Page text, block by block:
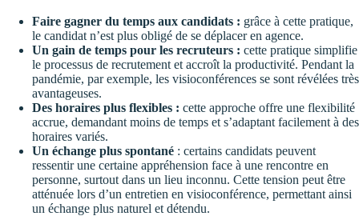
Faire gagner du temps aux candidats : grâce à cette pratique,
le candidat n’est plus obligé de se déplacer en agence.
Un gain de temps pour les recruteurs : cette pratique simplifie
le processus de recrutement et accroît la productivité. Pendant la
pandémie, par exemple, les visioconférences se sont révélées très
avantageuses.
Des horaires plus flexibles : cette approche offre une flexibilité
accrue, demandant moins de temps et s’adaptant facilement à des
horaires variés.
Un échange plus spontané : certains candidats peuvent
ressentir une certaine appréhension face à une rencontre en
personne, surtout dans un lieu inconnu. Cette tension peut être
atténuée lors d’un entretien en visioconférence, permettant ainsi
un échange plus naturel et détendu.